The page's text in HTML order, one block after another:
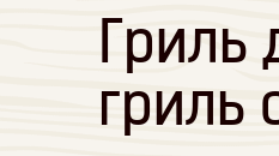
Гриль
гриль